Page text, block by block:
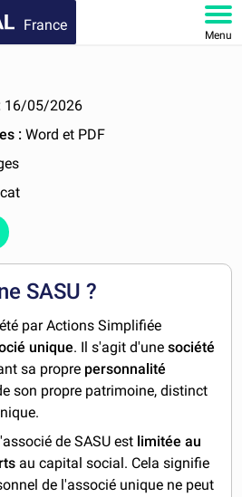
France
Menu
16/05/2026
:Word et PDF
SASU ?
par Actions Simplifiée
unique. Il s'agit d'unesociété
sa propre personnalité
son propre patrimoine, distinct
de SASU est limitée au
au capital social. Cela signifie
de l'associé unique ne peut